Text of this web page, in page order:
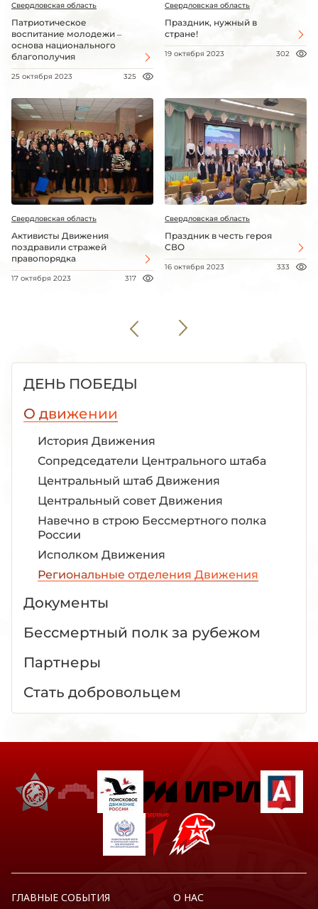
Свердловская область
Патриотическое
воспитание молодежи –
основа национального
благополучия
25 октября 2023 325
Свердловская область
Праздник, нужный в
стране!
19 октября 2023 302
Свердловская область
Активисты Движения
поздравили стражей
правопорядка
17 октября 2023 317
Свердловская область
Праздник в честь героя
СВО
16 октября 2023 333
ДЕНЬ ПОБЕДЫ
О движении
История Движения
Сопредседатели Центрального штаба
Центральный штаб Движения
Центральный совет Движения
Навечно в строю Бессмертного полка
России
Исполком Движения
Региональные отделения Движения
Документы
Бессмертный полк за рубежом
Партнеры
Стать добровольцем
ГЛАВНЫЕ СОБЫТИЯ О НАС